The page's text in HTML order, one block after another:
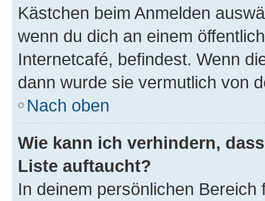
Kästchen beim Anmelden
wenn du dich an einem
Internetcafé, befindest. Wenn
dann wurde sie vermutlich von
Nach oben
Wie kann ich verhindern,
Liste auftaucht?
In deinem persönlichen